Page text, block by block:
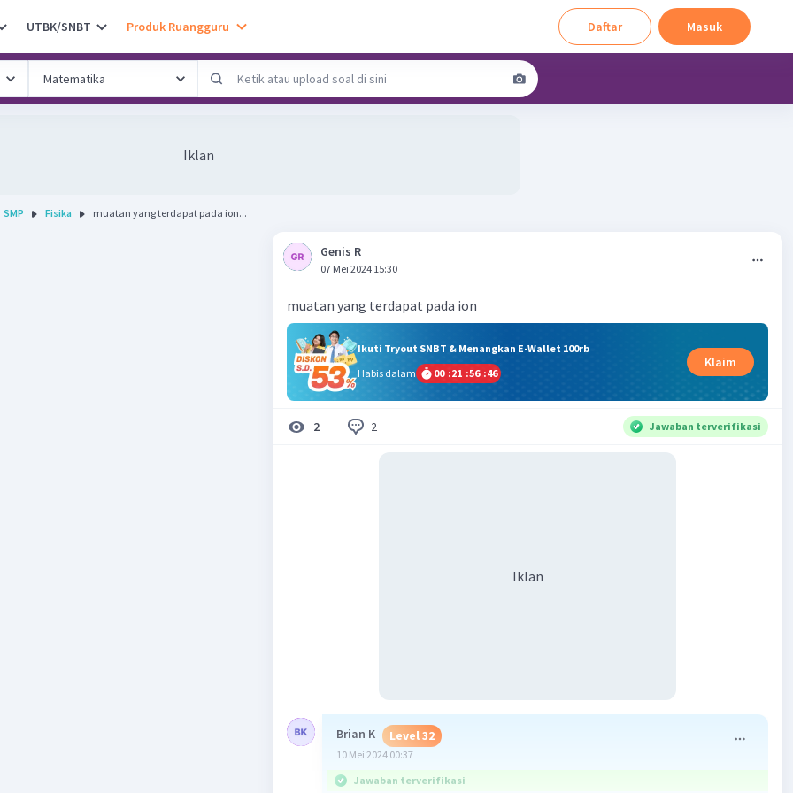
UTBK/SNBT Produk Ruangguru Daftar Masuk
Iklan
SMP Fisika muatan yang terdapat pada ion...
Genis R
07 Mei 2024 15:30
muatan yang terdapat pada ion
Ikuti Tryout SNBT & Menangkan E-Wallet 100rb
Habis dalam
00 :21 :56 :45
Klaim
2 2 Jawaban terverifikasi
Iklan
Brian K Level 32
10 Mei 2024 00:37
Jawaban terverifikasi